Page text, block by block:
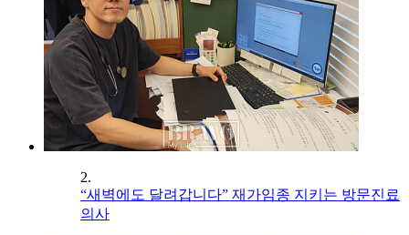
2.
“새벽에도 달려갑니다” 재가임종 지키는 방문진료
의사